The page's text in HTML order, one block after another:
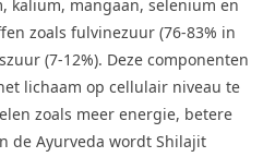
kalium, mangaan, selenium en
zoals fulvinezuur (76-83% in
(7-12%). Deze componenten
lichaam op cellulair niveau te
zoals meer energie, betere
de Ayurveda wordt Shilajit